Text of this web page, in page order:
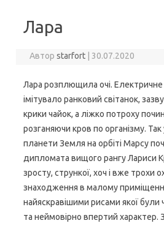
Лара
Авторstarfort 30.07.2020
Лара розплющила очі. Електричне
імітувало ранковий світанок,
крики чайок, а ліжко потроху
розганяючи кров по організму.
планети Земля на орбіті Марсу
дипломата вищого рангу Лариси
зросту, стрункої, хоч і вже трохи
знаходження в малому
найяскравішими рисами якої були
та неймовірно впертий характер.